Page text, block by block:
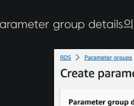
group details의